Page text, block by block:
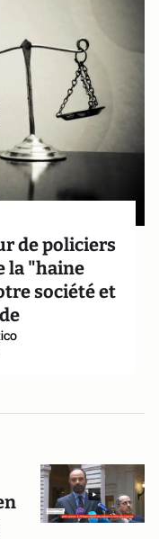
de policiers
la "haine
société et